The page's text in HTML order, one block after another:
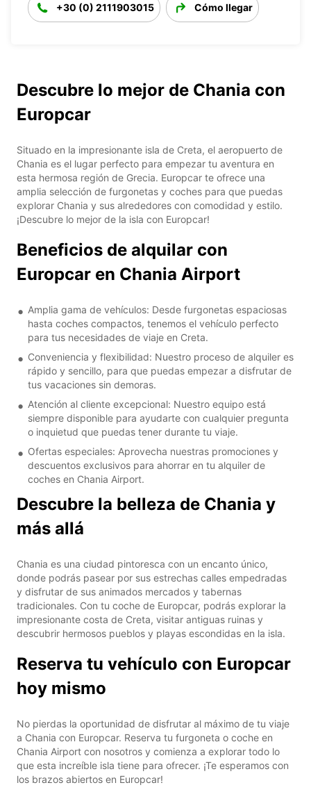
+30 (0) 2111903015 Cómo llegar
Descubre lo mejor de Chania con
Europcar
Situado en la impresionante isla de Creta, el aeropuerto de
Chania es el lugar perfecto para empezar tu aventura en
esta hermosa región de Grecia. Europcar te ofrece una
amplia selección de furgonetas y coches para que puedas
explorar Chania y sus alrededores con comodidad y estilo.
¡Descubre lo mejor de la isla con Europcar!
Beneficios de alquilar con
Europcar en Chania Airport
Amplia gama de vehículos: Desde furgonetas espaciosas
hasta coches compactos, tenemos el vehículo perfecto
para tus necesidades de viaje en Creta.
Conveniencia y flexibilidad: Nuestro proceso de alquiler es
rápido y sencillo, para que puedas empezar a disfrutar de
tus vacaciones sin demoras.
Atención al cliente excepcional: Nuestro equipo está
siempre disponible para ayudarte con cualquier pregunta
o inquietud que puedas tener durante tu viaje.
Ofertas especiales: Aprovecha nuestras promociones y
descuentos exclusivos para ahorrar en tu alquiler de
coches en Chania Airport.
Descubre la belleza de Chania y
más allá
Chania es una ciudad pintoresca con un encanto único,
donde podrás pasear por sus estrechas calles empedradas
y disfrutar de sus animados mercados y tabernas
tradicionales. Con tu coche de Europcar, podrás explorar la
impresionante costa de Creta, visitar antiguas ruinas y
descubrir hermosos pueblos y playas escondidas en la isla.
Reserva tu vehículo con Europcar
hoy mismo
No pierdas la oportunidad de disfrutar al máximo de tu viaje
a Chania con Europcar. Reserva tu furgoneta o coche en
Chania Airport con nosotros y comienza a explorar todo lo
que esta increíble isla tiene para ofrecer. ¡Te esperamos con
los brazos abiertos en Europcar!